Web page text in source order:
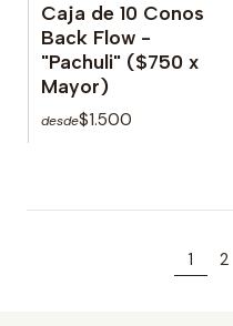
No disponible
Caja de 10 Conos
Back Flow -
"Pachuli" ($750 x
Mayor)
desde$1.500
1 2